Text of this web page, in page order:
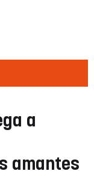
a
amantes